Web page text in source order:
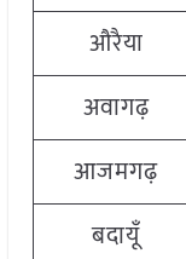
औरैया
अवागढ़
आजमगढ़
बदायूँ